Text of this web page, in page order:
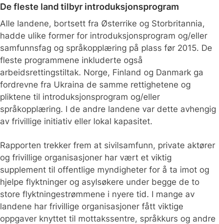
De fleste land tilbyr introduksjonsprogram
Alle landene, bortsett fra Østerrike og Storbritannia,
hadde ulike former for introduksjonsprogram og/eller
samfunnsfag og språkopplæring på plass før 2015. De
fleste programmene inkluderte også
arbeidsrettingstiltak. Norge, Finland og Danmark ga
fordrevne fra Ukraina de samme rettighetene og
pliktene til introduksjonsprogram og/eller
språkopplæring. I de andre landene var dette avhengig
av frivillige initiativ eller lokal kapasitet.
Rapporten trekker frem at sivilsamfunn, private aktører
og frivillige organisasjoner har vært et viktig
supplement til offentlige myndigheter for å ta imot og
hjelpe flyktninger og asylsøkere under begge de to
store flyktningestrømmene i nyere tid. I mange av
landene har frivillige organisasjoner fått viktige
oppgaver knyttet til mottakssentre, språkkurs og andre